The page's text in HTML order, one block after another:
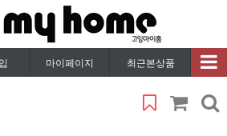
마이페이지 최근본상품